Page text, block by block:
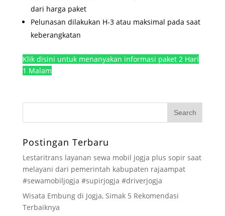
dari harga paket
Pelunasan dilakukan H-3 atau maksimal pada saat
keberangkatan
Klik disini untuk menanyakan informasi paket 2 Hari
1 Malam
Postingan Terbaru
Lestaritrans layanan sewa mobil jogja plus sopir saat
melayani dari pemerintah kabupaten rajaampat
#sewamobiljogja #supirjogja #driverjogja
Wisata Embung di Jogja, Simak 5 Rekomendasi
Terbaiknya